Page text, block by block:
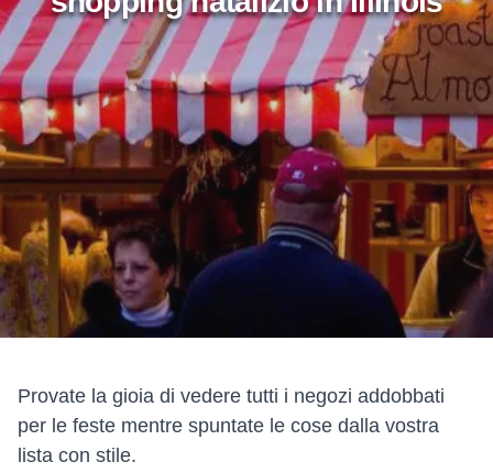
Add to Favorites
Condividi questa pagina
Provate la gioia di vedere tutti i negozi addobbati
per le feste mentre spuntate le cose dalla vostra
lista con stile.